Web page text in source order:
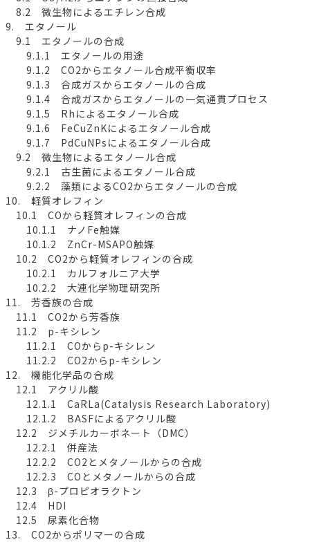
8.2 微生物によるエチレン合成
9. エタノール
9.1 エタノールの合成
9.1.1 エタノールの用途
9.1.2 CO2からエタノール合成平衡収率
9.1.3 合成ガスからエタノールの合成
9.1.4 合成ガスからエタノールの一気通貫プロセス
9.1.5 Rhによるエタノール合成
9.1.6 FeCuZnKによるエタノール合成
9.1.7 PdCuNPsによるエタノール合成
9.2 微生物によるエタノール合成
9.2.1 古生菌によるエタノール合成
9.2.2 藻類によるCO2からエタノールの合成
10. 軽質オレフィン
10.1 COから軽質オレフィンの合成
10.1.1 ナノFe触媒
10.1.2 ZnCr-MSAPO触媒
10.2 CO2から軽質オレフィンの合成
10.2.1 カルフォルニア大学
10.2.2 大連化学物理研究所
11. 芳香族の合成
11.1 CO2から芳香族
11.2 p-キシレン
11.2.1 COからp-キシレン
11.2.2 CO2からp-キシレン
12. 機能化学品の合成
12.1 アクリル酸
12.1.1 CaRLa(Catalysis Research Laboratory)
12.1.2 BASFによるアクリル酸
12.2 ジメチルカーボネート（DMC）
12.2.1 併産法
12.2.2 CO2とメタノールからの合成
12.2.3 COとメタノールからの合成
12.3 β-プロピオラクトン
12.4 HDI
12.5 尿素化合物
13. CO2からポリマーの合成